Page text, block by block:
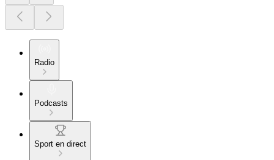
Radio
Podcasts
Sport en direct